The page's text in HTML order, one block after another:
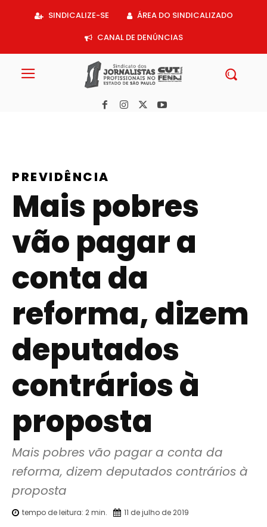
SINDICALIZE-SE
ÁREA DO SINDICALIZADO
CANAL DE DENÚNCIAS
PREVIDÊNCIA
Mais pobres
vão pagar a
conta da
reforma, dizem
deputados
contrários à
proposta
Mais pobres vão pagar a conta da
reforma, dizem deputados contrários à
proposta
tempo de leitura: 2min. 11 de julho de 2019